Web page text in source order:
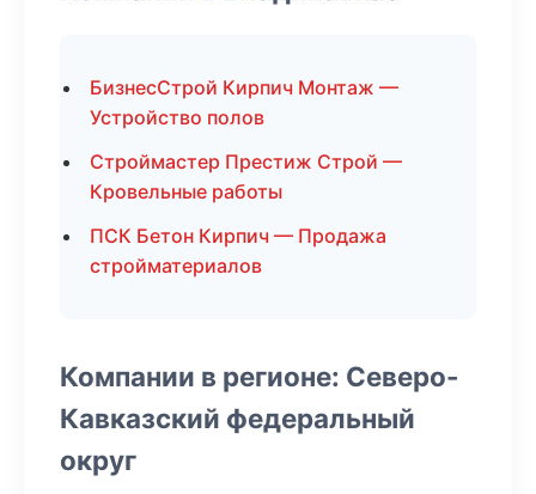
БизнесСтрой Кирпич Монтаж —
Устройство полов
Строймастер Престиж Строй —
Кровельные работы
ПСК Бетон Кирпич — Продажа
стройматериалов
Компании в регионе: Северо-
Кавказский федеральный
округ